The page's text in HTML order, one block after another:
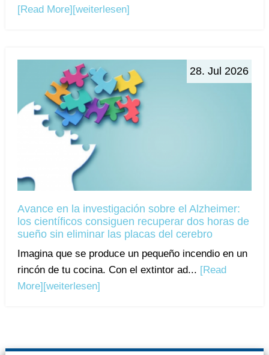
[Read More] [weiterlesen]
28. Jul 2026
Avance en la investigación sobre el Alzheimer:
los científicos consiguen recuperar dos horas de
sueño sin eliminar las placas del cerebro
Imagina que se produce un pequeño incendio en un
rincón de tu cocina. Con el extintor ad... [Read
More][weiterlesen]